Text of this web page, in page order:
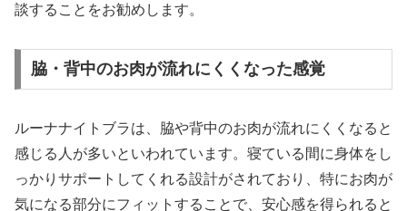
談することをお勧めします。
脇・背中のお肉が流れにくくなった感覚
ルーナナイトブラは、脇や背中のお肉が流れにくくなると
感じる人が多いといわれています。寝ている間に身体をし
っかりサポートしてくれる設計がされており、特にお肉が
気になる部分にフィットすることで、安心感を得られると